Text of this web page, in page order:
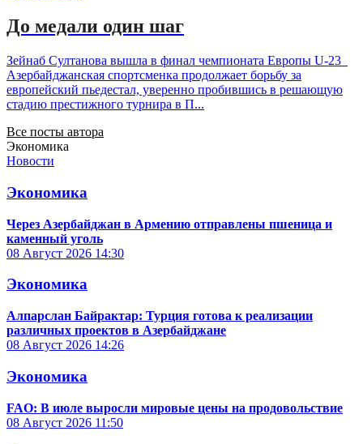
До медали один шаг
Зейнаб Султанова вышла в финал чемпионата Европы U-23
Азербайджанская спортсменка продолжает борьбу за
европейский пьедестал, уверенно пробившись в решающую
стадию престижного турнира в П...
Все посты автора
Экономика
Новости
Экономика
Через Азербайджан в Армению отправлены пшеница и
каменный уголь
08 Август 2026 14:30
Экономика
Алпарслан Байрактар: Турция готова к реализации
различных проектов в Азербайджане
08 Август 2026 14:26
Экономика
FAO: В июле выросли мировые цены на продовольствие
08 Август 2026 11:50